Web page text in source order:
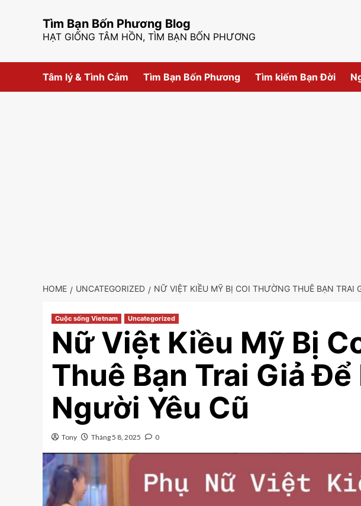
Tìm Bạn Bốn Phương Blog
HẠT GIỐNG TÂM HỒN, TÌM BẠN BỐN PHƯƠNG
Tâm lý & Tình Cảm Tìm Bạn Bốn Phương Tìm kiếm Bạn Đời
HOME UNCATEGORIZED NỮ VIỆT KIỀU MỸ BỊ COI THƯỜNG THUÊ BẠN TRAI
Cuộc sống Vietnam Uncategorized
Nữ Việt Kiều Mỹ Bị
Thuê Bạn Trai Giả Để
Người Yêu Cũ
Tony Tháng 5 8, 2025 0